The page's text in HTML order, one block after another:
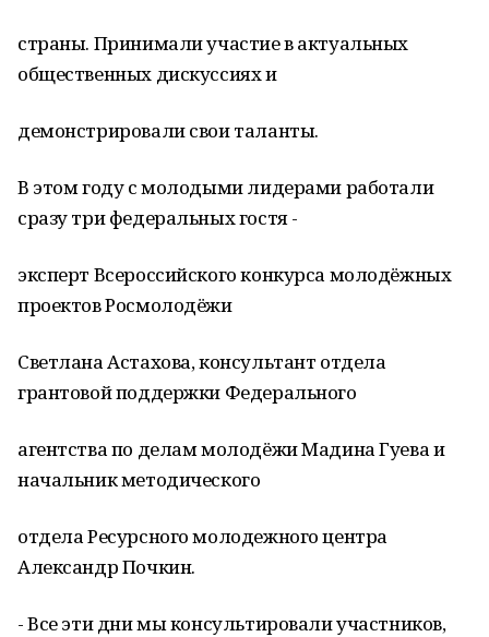
страны. Принимали участие в актуальных
общественных дискуссиях и
демонстрировали свои таланты.
В этом году с молодыми лидерами работали
сразу три федеральных гостя -
эксперт Всероссийского конкурса молодёжных
проектов Росмолодёжи
Светлана Астахова, консультант отдела
грантовой поддержки Федерального
агентства по делам молодёжи Мадина Гуева и
начальник методического
отдела Ресурсного молодежного центра
Александр Почкин.
- Все эти дни мы консультировали участников,